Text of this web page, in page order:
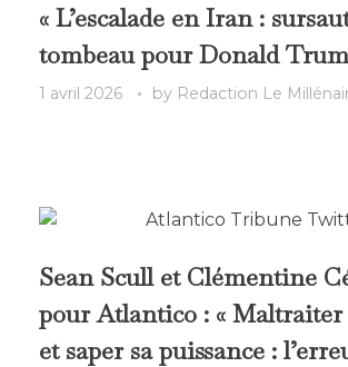
« L’escalade en Iran :
tombeau pour Donald
1 avril 2026 by Redaction Le
Sean Scull et Clémentine
pour Atlantico : « Maltraiter
et saper sa puissance :